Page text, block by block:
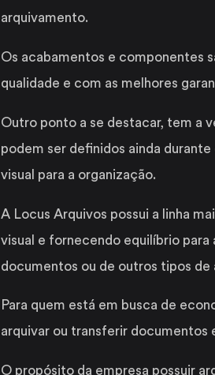
arquivamento.
Os acabamentos e componentes
qualidade e com as melhores
Outro ponto a se destacar, tem a
podem ser definidos ainda
visual para a organização.
A Locus Arquivos possui a linha
visual e fornecendo equilíbrio
documentos ou de outros tipos de
Para quem está em busca de
arquivar ou transferir documentos
O propósito da empresa possuir